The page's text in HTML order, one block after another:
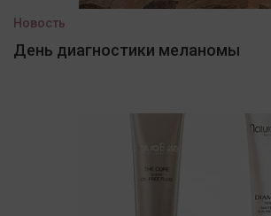
Новость
День диагностики меланомы